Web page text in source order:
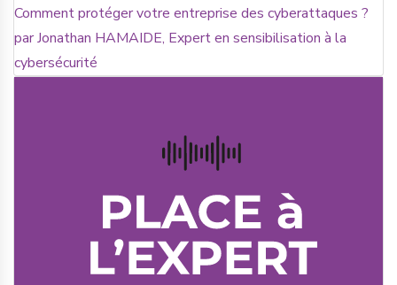
Comment protéger votre entreprise des cyberattaques ?
par Jonathan HAMAIDE, Expert en sensibilisation à la
cybersécurité